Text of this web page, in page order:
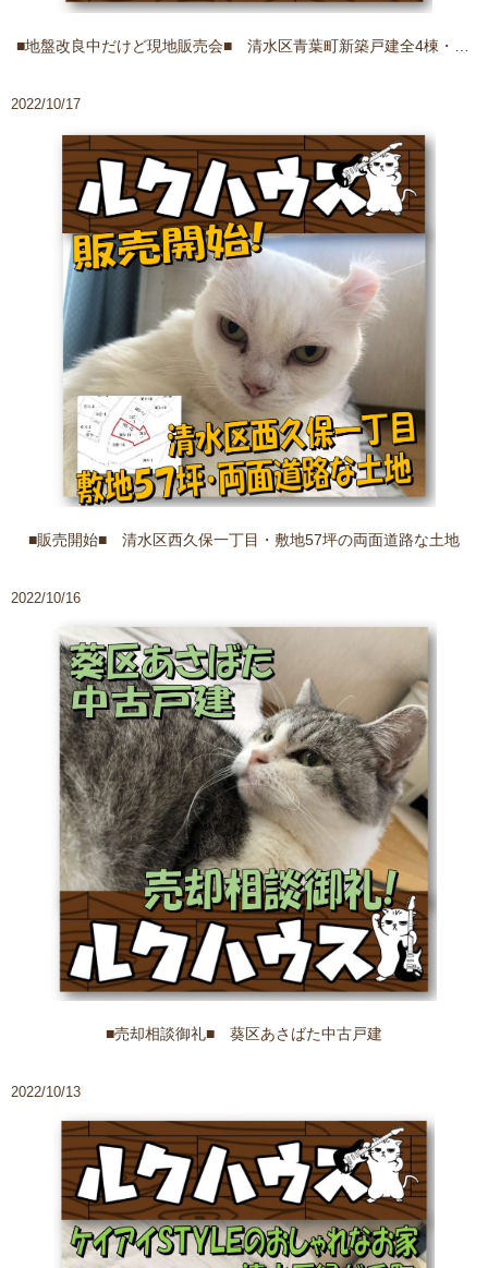
2022/10/17
■販売開始■ 清水区西久保一丁目・敷地57坪の両面道路な土地
2022/10/16
■売却相談御礼■ 葵区あさばた中古戸建
2022/10/13